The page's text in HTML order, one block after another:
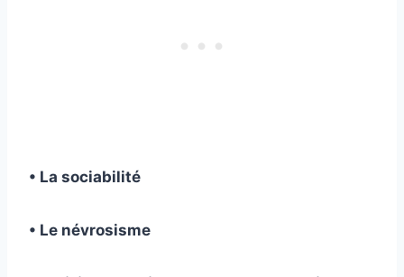
• La sociabilité
• Le névrosisme